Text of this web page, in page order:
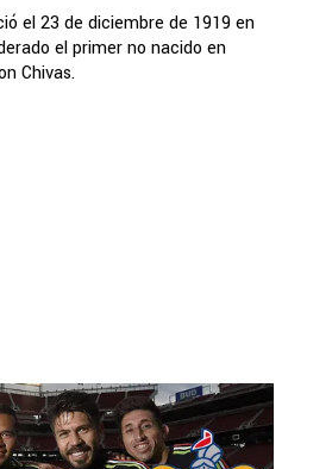
el 23 de diciembre de 1919 en
el primer no nacido en
Chivas.